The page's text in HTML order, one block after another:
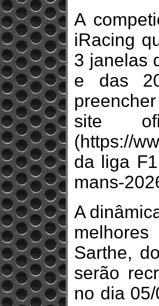
A
iRacing
3 janelas
e das
site
(https://
da liga
mans-
A
Sarthe,
serão
no dia